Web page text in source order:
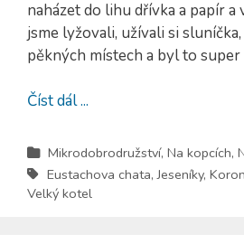
naházet do lihu dřívka a papír a
jsme lyžovali, užívali si
pěkných místech a byl to super
Číst dál ...
Mikrodobrodružství, Na kopcích,
Eustachova chata,Jeseníky,
Velký kotel